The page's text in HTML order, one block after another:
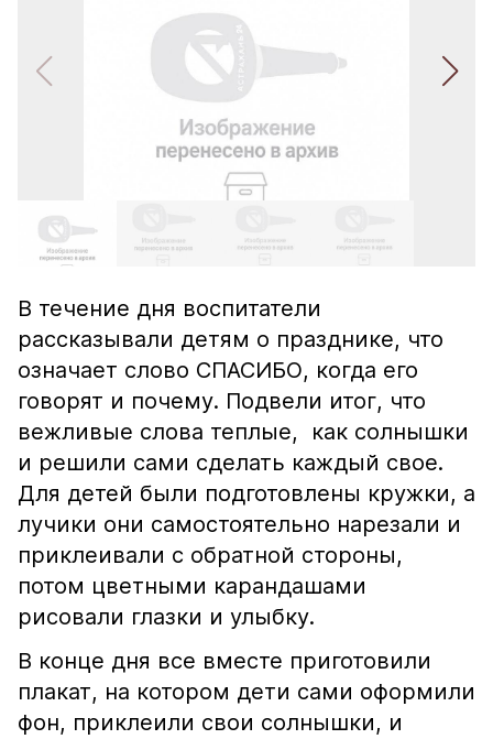
В течение дня воспитатели
рассказывали детям о празднике, что
означает слово СПАСИБО, когда его
говорят и почему. Подвели итог, что
вежливые слова теплые, как солнышки
и решили сами сделать каждый свое.
Для детей были подготовлены кружки, а
лучики они самостоятельно нарезали и
приклеивали с обратной стороны,
потом цветными карандашами
рисовали глазки и улыбку.
В конце дня все вместе приготовили
плакат, на котором дети сами оформили
фон, приклеили свои солнышки, и